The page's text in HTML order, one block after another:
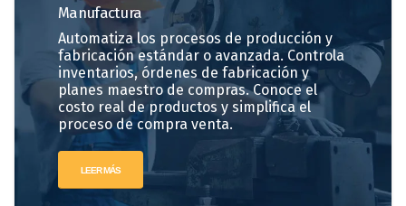
Manufactura
Automatiza los procesos de producción y
fabricación estándar o avanzada. Controla
inventarios, órdenes de fabricación y
planes maestro de compras. Conoce el
costo real de productos y simplifica el
proceso de compra venta.
LEER MÁS